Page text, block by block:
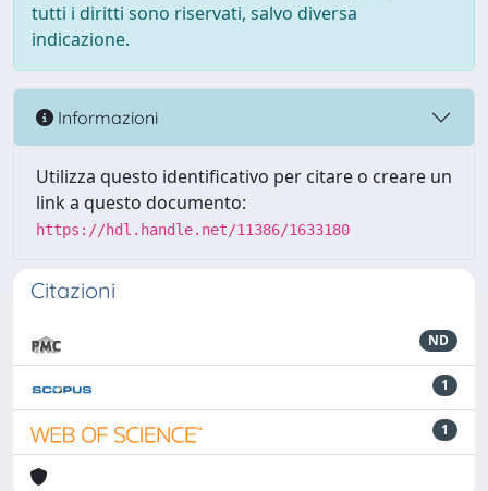
tutti i diritti sono riservati, salvo diversa
indicazione.
Informazioni
Utilizza questo identificativo per citare o creare un
link a questo documento:
https://hdl.handle.net/11386/1633180
Citazioni
ND
1
1